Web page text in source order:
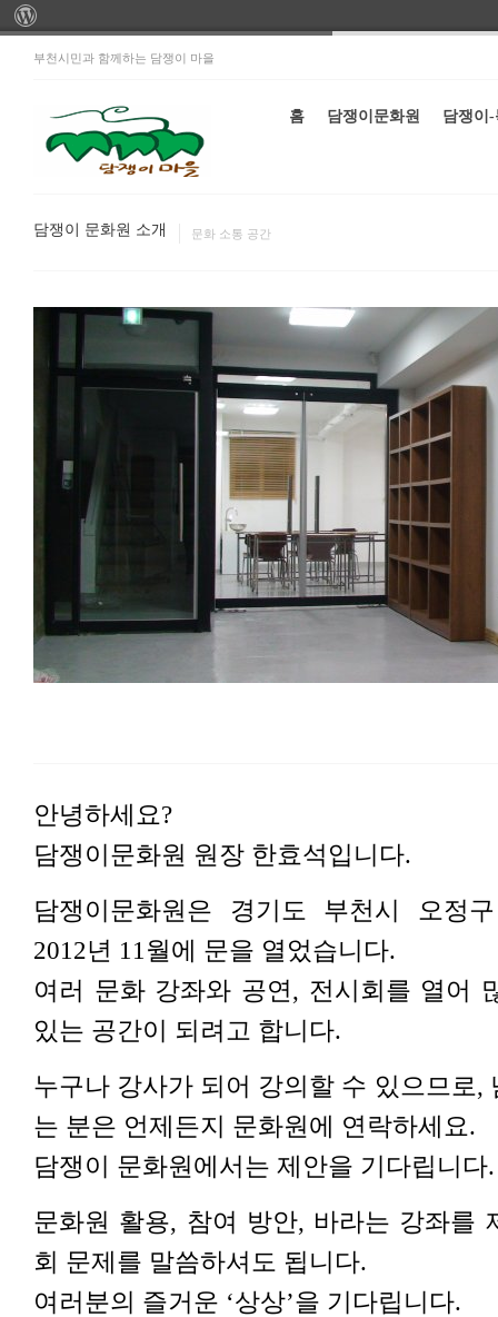
부천시민과 함께하는 담쟁이 마을
홈 담쟁이문화원 담쟁이
담쟁이 문화원 소개 문화 소통 공간
안녕하세요?
담쟁이문화원 원장 한효석입니다.
담쟁이문화원은 경기도 부천시 오정
2012년 11월에 문을 열었습니다.
여러 문화 강좌와 공연, 전시회를 열어
있는 공간이 되려고 합니다.
누구나 강사가 되어 강의할 수 있으므로,
는 분은 언제든지 문화원에 연락하세요.
담쟁이 문화원에서는 제안을 기다립니다.
문화원 활용, 참여 방안, 바라는 강좌를
회 문제를 말씀하셔도 됩니다.
여러분의 즐거운 ‘상상’을 기다립니다.